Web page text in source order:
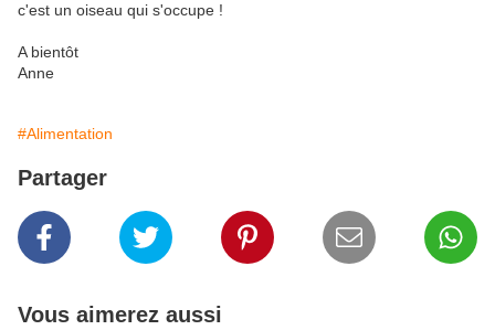
c'est un oiseau qui s'occupe !
A bientôt
Anne
#Alimentation
Partager
Vous aimerez aussi